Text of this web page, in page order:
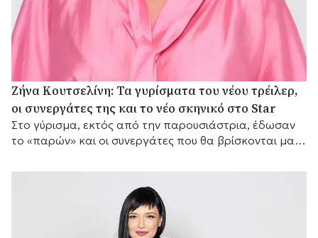
Ζήνα Κουτσελίνη: Τα γυρίσματα του νέου τρέιλερ,
οι συνεργάτες της και το νέο σκηνικό στο Star
Στο γύρισμα, εκτός από την παρουσιάστρια, έδωσαν
το «παρών» και οι συνεργάτες που θα βρίσκονται μαζί